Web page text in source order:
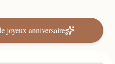
joyeux anniversaire